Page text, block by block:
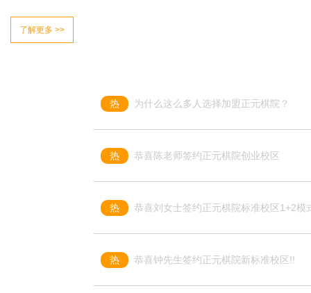
了解更多 >>
热 为什么这么多人选择加盟正元棋院？
热 恭喜陈老师签约正元棋院创业校区
热 恭喜刘女士签约正元棋院标准校区1+2模
热 ​恭喜钟先生签约正元棋院新标准校区!!